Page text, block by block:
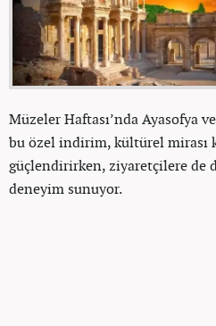
Müzeler Haftası’nda Ayasofya
bu özel indirim, kültürel mirası
güçlendirirken, ziyaretçilere
deneyim sunuyor.